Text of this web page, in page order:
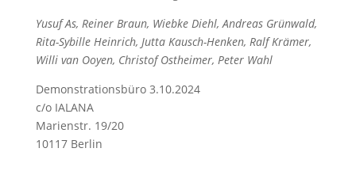
Yusuf As, Reiner Braun, Wiebke Diehl, Andreas Grünwald,
Rita-Sybille Heinrich, Jutta Kausch-Henken, Ralf Krämer,
Willi van Ooyen, Christof Ostheimer, Peter Wahl
Demonstrationsbüro 3.10.2024
c/o IALANA
Marienstr. 19/20
10117 Berlin